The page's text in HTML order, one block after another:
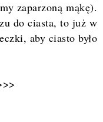
zaparzoną mąkę).
do ciasta, to już w
aby ciasto było